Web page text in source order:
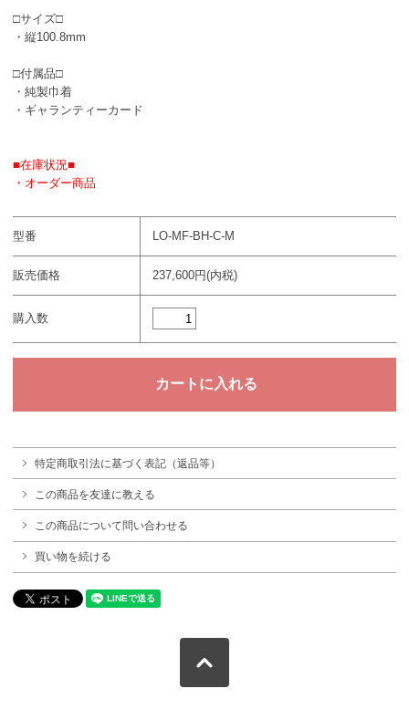
□サイズ□
・縦100.8mm
□付属品□
・純製巾着
・ギャランティーカード
■在庫状況■
・オーダー商品
型番 LO-MF-BH-C-M
販売価格 237,600円(内税)
購入数
特定商取引法に基づく表記（返品等）
この商品を友達に教える
この商品について問い合わせる
買い物を続ける